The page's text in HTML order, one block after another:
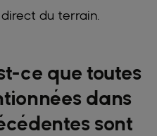
du terrain.
ce que toutes
dans
sont